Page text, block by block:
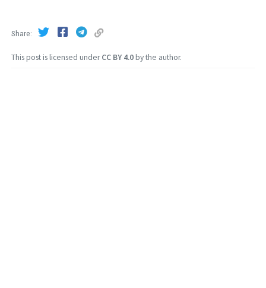
This post is licensed underCC BY 4.0by the author.
Share